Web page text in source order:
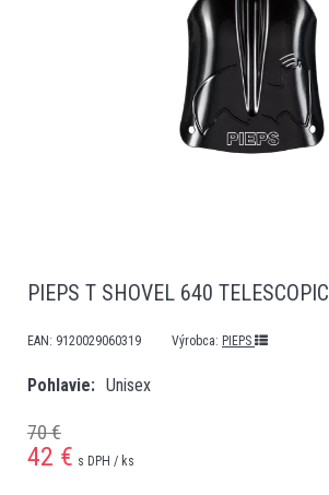
PIEPS T SHOVEL 640 TELESCOPIC
EAN: 9120029060319 Výrobca: PIEPS
Pohlavie Unisex
70 €
42 € s DPH / ks